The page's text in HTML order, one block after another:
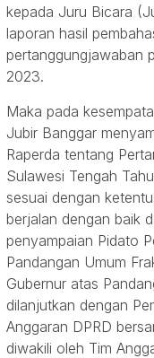
kepada Juru Bicara
laporan hasil
pertanggungjawaban
2023.
Maka pada
Jubir Banggar
Raperda tentang
Sulawesi Tengah
sesuai dengan
berjalan dengan baik
penyampaian Pidato
Pandangan Umum
Gubernur atas
dilanjutkan dengan
Anggaran DPRD
diwakili oleh Tim